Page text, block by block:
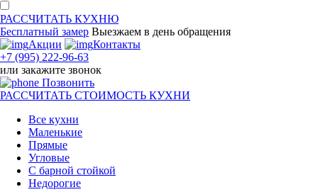
РАССЧИТАТЬ КУХНЮ
Бесплатный замер Выезжаем в день обращения
Акции
Контакты
+7 (995) 222-96-63
или закажите звонок
Позвонить
РАССЧИТАТЬ СТОИМОСТЬ КУХНИ
Все кухни
Маленькие
Прямые
Угловые
С барной стойкой
Недорогие